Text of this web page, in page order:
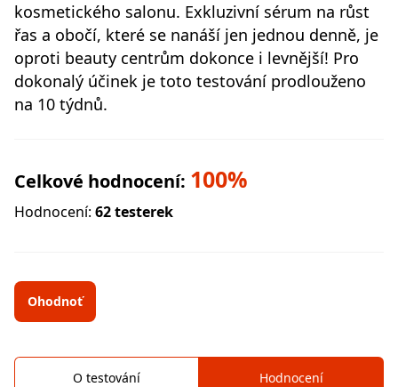
kosmetického salonu. Exkluzivní sérum na růst
řas a obočí, které se nanáší jen jednou denně, je
oproti beauty centrům dokonce i levnější! Pro
dokonalý účinek je toto testování prodlouženo
na 10 týdnů.
Celkové hodnocení: 100%
Hodnocení: 62 testerek
Ohodnoť
O testování Hodnocení